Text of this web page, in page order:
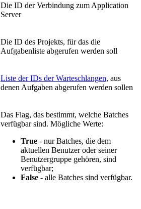
Die ID der Verbindung zum Application
Server
Die ID des Projekts, für das die
Aufgabenliste abgerufen werden soll
Liste der IDs der Warteschlangen, aus
denen Aufgaben abgerufen werden sollen
Das Flag, das bestimmt, welche Batches
verfügbar sind. Mögliche Werte:
True - nur Batches, die dem
aktuellen Benutzer oder seiner
Benutzergruppe gehören, sind
verfügbar;
False - alle Batches sind verfügbar.